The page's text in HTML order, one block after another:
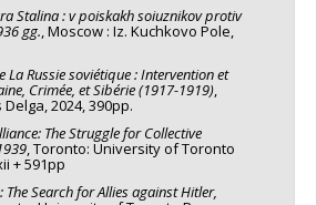
Stalina : v poiskakh soiuznikov protiv
gg., Moscow : Iz. Kuchkovo Pole,
La Russie soviétique : Intervention et
Crimée, et Sibérie (1917-1919),
2024, 390pp.
The Struggle for Collective
, Toronto: University of Toronto
+ 591pp
The Search for Allies against Hitler,